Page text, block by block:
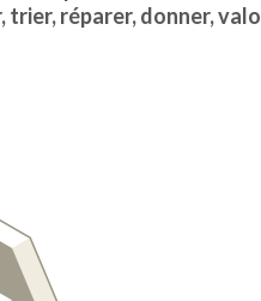
réparer, donner,